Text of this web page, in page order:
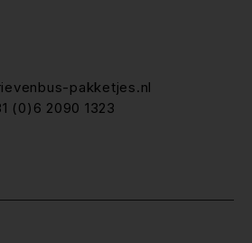
pakketjes.nl
(0)6 2090 1323